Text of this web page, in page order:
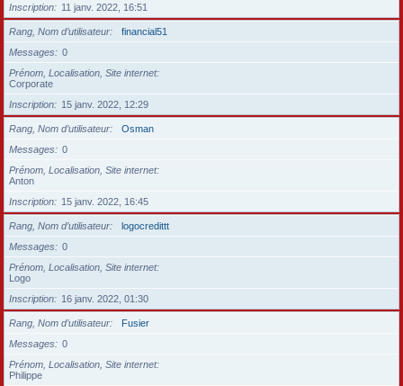
Inscription
11 janv. 2022, 16:51
Rang, Nom d’utilisateur
financial51
Messages
0
Prénom, Localisation, Site internet
Corporate
Inscription
15 janv. 2022, 12:29
Rang, Nom d’utilisateur
Osman
Messages
0
Prénom, Localisation, Site internet
Anton
Inscription
15 janv. 2022, 16:45
Rang, Nom d’utilisateur
logocredittt
Messages
0
Prénom, Localisation, Site internet
Logo
Inscription
16 janv. 2022, 01:30
Rang, Nom d’utilisateur
Fusier
Messages
0
Prénom, Localisation, Site internet
Philippe